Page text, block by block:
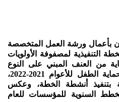
بأعمال ورشة العمل المتخصصة
التنفيذية لمصفوفة الأولويات
من العنف المبني على النوع
الاجتماعي والعنف الأسري وحماية الطفل للأعوام 2021-2022،
بتنفيذ أنشطة الخطة، وعكس
السنوية للمؤسسات للعام